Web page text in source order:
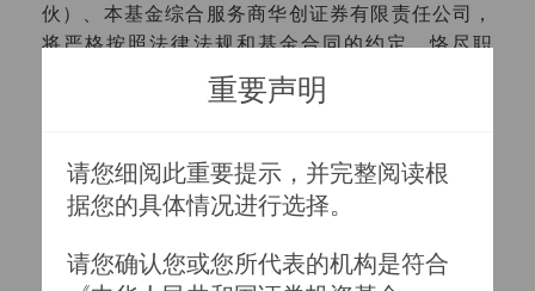
伙）、本基金综合服务商华创证券有限责任公司，
将严格按照法律法规和基金合同的约定，恪尽职
守、诚实守信，切实保障基金投资者的合法权益。
日，本基金成立后的每个开放日，投资者仍可以申
购本基金。
特此公告。
重要声明
请您细阅此重要提示，并完整阅读根
据您的具体情况进行选择。
请您确认您或您所代表的机构是符合